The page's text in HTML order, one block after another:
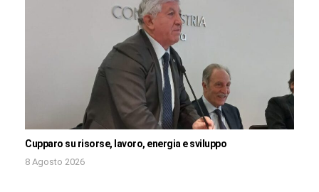
Cupparo su risorse, lavoro, energia e sviluppo
8 Agosto 2026